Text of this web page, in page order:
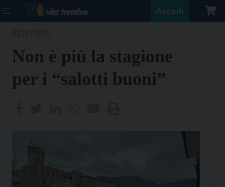
Accedi
Non è più la stagione
per i “salotti buoni”